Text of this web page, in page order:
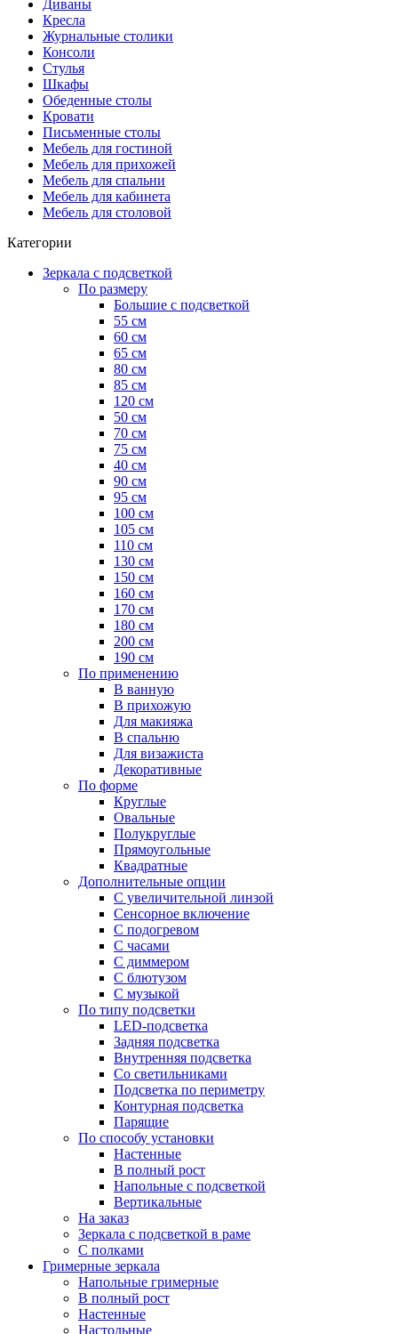
Диваны
Кресла
Журнальные столики
Консоли
Стулья
Шкафы
Обеденные столы
Кровати
Письменные столы
Мебель для гостиной
Мебель для прихожей
Мебель для спальни
Мебель для кабинета
Мебель для столовой
Категории
Зеркала с подсветкой
По размеру
Большие с подсветкой
55 см
60 см
65 см
80 см
85 см
120 см
50 см
70 см
75 см
40 см
90 см
95 см
100 см
105 см
110 см
130 см
150 см
160 см
170 см
180 см
200 см
190 см
По применению
В ванную
В прихожую
Для макияжа
В спальню
Для визажиста
Декоративные
По форме
Круглые
Овальные
Полукруглые
Прямоугольные
Квадратные
Дополнительные опции
C увеличительной линзой
Сенсорное включение
С подогревом
С часами
С диммером
С блютузом
С музыкой
По типу подсветки
LED-подсветка
Задняя подсветка
Внутренняя подсветка
Со светильниками
Подсветка по периметру
Контурная подсветка
Парящие
По способу установки
Настенные
В полный рост
Напольные с подсветкой
Вертикальные
На заказ
Зеркала с подсветкой в раме
С полками
Гримерные зеркала
Напольные гримерные
В полный рост
Настенные
Настольные